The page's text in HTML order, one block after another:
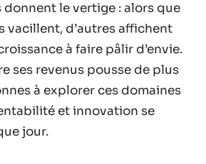
le vertige : alors que
vacillent, d’autres affichent
à faire pâlir d’envie.
ses revenus pousse de plus
à explorer ces domaines
et innovation se
jour.